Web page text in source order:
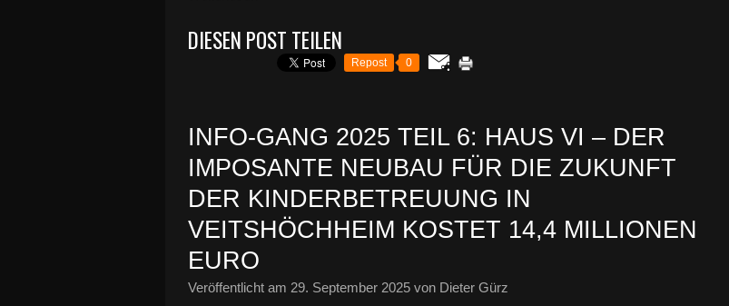
DIESEN POST TEILEN
Repost 0
INFO-GANG 2025 TEIL 6: HAUS VI – DER
IMPOSANTE NEUBAU FÜR DIE ZUKUNFT
DER KINDERBETREUUNG IN
VEITSHÖCHHEIM KOSTET 14,4 MILLIONEN
EURO
Veröffentlicht am 29. September 2025 von Dieter Gürz